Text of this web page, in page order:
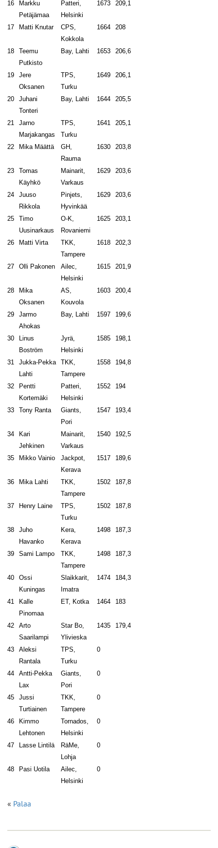
16
Markku
Petäjämaa
Patteri,
Helsinki
1673 209,1
17 Matti Knutar
CPS,
Kokkola
1664 208
18
Teemu
Putkisto
Bay, Lahti 1653 206,6
19
Jere
Oksanen
TPS,
Turku
1649 206,1
20
Juhani
Tonteri
Bay, Lahti 1644 205,5
21
Jarno
Marjakangas
TPS,
Turku
1641 205,1
22 Mika Määttä
GH,
Rauma
1630 203,8
23
Tomas
Käyhkö
Mainarit,
Varkaus
1629 203,6
24
Juuso
Rikkola
Pinjets,
Hyvinkää
1629 203,6
25
Timo
Uusinarkaus
O-K,
Rovaniemi
1625 203,1
26 Matti Virta
TKK,
Tampere
1618 202,3
27 Olli Pakonen
Ailec,
Helsinki
1615 201,9
28
Mika
Oksanen
AS,
Kouvola
1603 200,4
29
Jarmo
Ahokas
Bay, Lahti 1597 199,6
30
Linus
Boström
Jyrä,
Helsinki
1585 198,1
31
Jukka-Pekka
Lahti
TKK,
Tampere
1558 194,8
32
Pentti
Kortemäki
Patteri,
Helsinki
1552 194
33 Tony Ranta
Giants,
Pori
1547 193,4
34
Kari
Jehkinen
Mainarit,
Varkaus
1540 192,5
35 Mikko Vainio
Jackpot,
Kerava
1517 189,6
36 Mika Lahti
TKK,
Tampere
1502 187,8
37 Henry Laine
TPS,
Turku
1502 187,8
38
Juho
Havanko
Kera,
Kerava
1498 187,3
39 Sami Lampo
TKK,
Tampere
1498 187,3
40
Ossi
Kuningas
Slaikkarit,
Imatra
1474 184,3
41
Kalle
Pinomaa
ET, Kotka 1464 183
42
Arto
Saarilampi
Star Bo,
Ylivieska
1435 179,4
43
Aleksi
Rantala
TPS,
Turku
0
44
Antti-Pekka
Lax
Giants,
Pori
0
45
Jussi
Turtiainen
TKK,
Tampere
0
46
Kimmo
Lehtonen
Tornados,
Helsinki
0
47 Lasse Lintilä
RäMe,
Lohja
0
48 Pasi Uotila
Ailec,
Helsinki
0
« Palaa